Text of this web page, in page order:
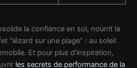
la confiance en soi, nourrit la
“lézard sur une plage” : au soleil
Et pour plus d’inspiration,
les secrets de performance de la